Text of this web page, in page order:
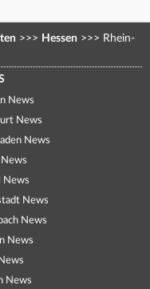
>>> Hessen >>> Rhein-
News
News
News
News
News
News
News
News